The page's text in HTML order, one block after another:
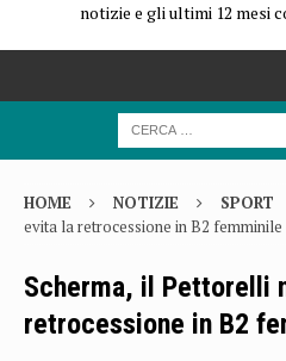
notizie e gli ultimi 12 mesi
HOME NOTIZIE SPORT
evita la retrocessione in B2 femminile
Scherma, il Pettorelli
retrocessione in B2